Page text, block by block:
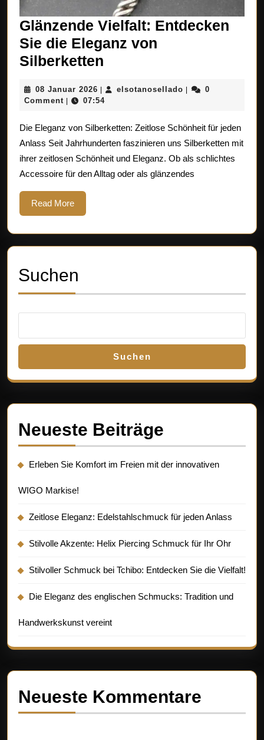
Glänzende Vielfalt: Entdecken
Sie die Eleganz von
Silberketten
Entdecken
die
Eleganz
von
Silberketten
08 Januar 2026 08
Januar
| elsotanosellado elsotanosellado
|
0
Comment | 07:54
Die Eleganz von Silberketten: Zeitlose Schönheit für jeden
Anlass Seit Jahrhunderten faszinieren uns Silberketten mit
ihrer zeitlosen Schönheit und Eleganz. Ob als schlichtes
Accessoire für den Alltag oder als glänzendes
Read MoreRead
More
Suchen
Suchen
Neueste Beiträge
Erleben Sie Komfort im Freien mit der innovativen
WIGO Markise!
Zeitlose Eleganz: Edelstahlschmuck für jeden Anlass
Stilvolle Akzente: Helix Piercing Schmuck für Ihr Ohr
Stilvoller Schmuck bei Tchibo: Entdecken Sie die Vielfalt!
Die Eleganz des englischen Schmucks: Tradition und
Handwerkskunst vereint
Neueste Kommentare